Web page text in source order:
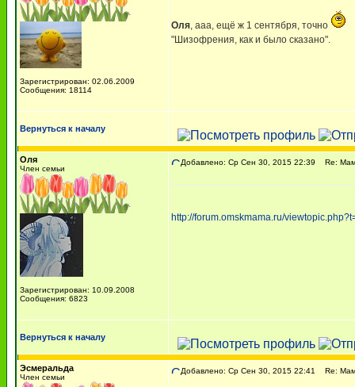
Зарегистрирован: 02.06.2009
Сообщения: 18114
Оля, ааа, ещё ж 1 сентября, точно
"Шизофрения, как и было сказано".
Вернуться к началу
Оля
Член семьи
Зарегистрирован: 10.09.2008
Сообщения: 6823
Добавлено: Ср Сен 30, 2015 22:39 Re:
http://forum.omskmama.ru/
Вернуться к началу
Эсмеральда
Член семьи
Добавлено: Ср Сен 30, 2015 22:41 Re: